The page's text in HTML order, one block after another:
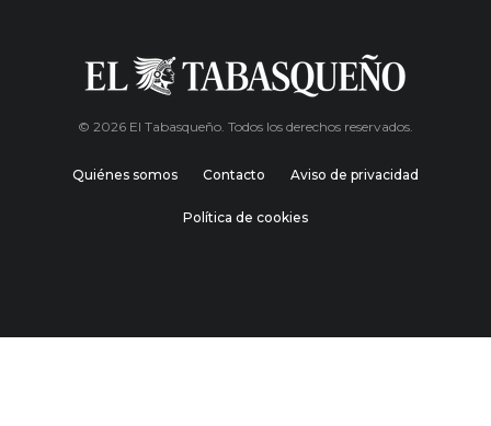
© 2026 El Tabasqueño. Todos los derechos reservados.
Quiénes somos Contacto Aviso de privacidad
Política de cookies